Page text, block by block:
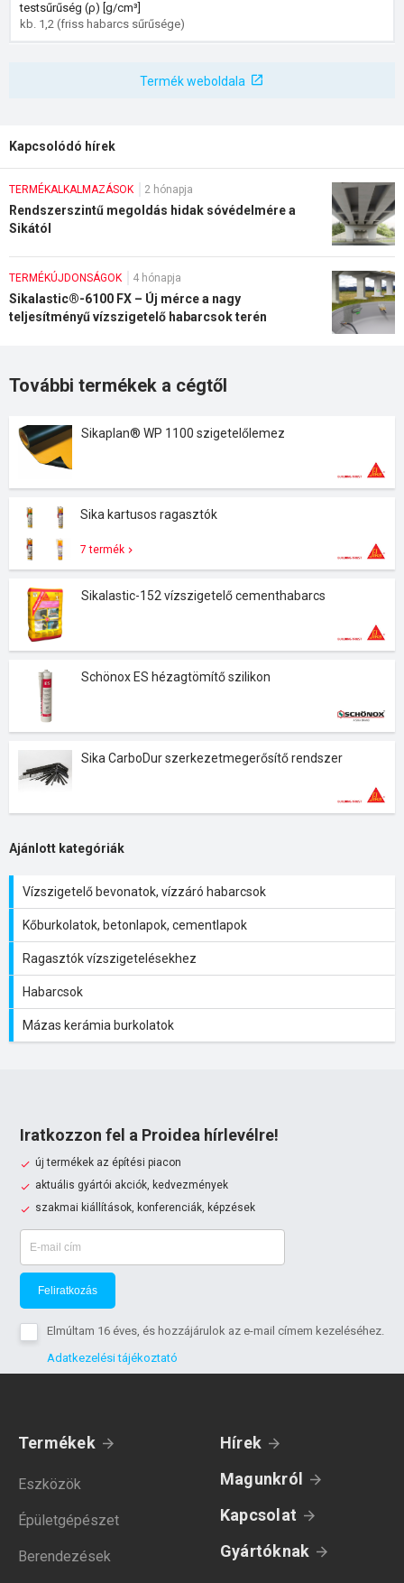
testsűrűség (ρ) [g/cm³]
kb. 1,2 (friss habarcs sűrűsége)
Termék weboldala
Kapcsolódó hírek
TERMÉKALKALMAZÁSOK 2 hónapja
Rendszerszintű megoldás hidak sóvédelmére a
Sikától
TERMÉKÚJDONSÁGOK 4 hónapja
Sikalastic®-6100 FX – Új mérce a nagy
teljesítményű vízszigetelő habarcsok terén
További termékek a cégtől
Sikaplan® WP 1100 szigetelőlemez
Sika kartusos ragasztók
7 termék
Sikalastic-152 vízszigetelő cementhabarcs
Schönox ES hézagtömítő szilikon
Sika CarboDur szerkezetmegerősítő rendszer
Ajánlott kategóriák
Vízszigetelő bevonatok, vízzáró habarcsok
Kőburkolatok, betonlapok, cementlapok
Ragasztók vízszigetelésekhez
Habarcsok
Mázas kerámia burkolatok
Iratkozzon fel a Proidea hírlevélre!
új termékek az építési piacon
aktuális gyártói akciók, kedvezmények
szakmai kiállítások, konferenciák, képzések
Feliratkozás
Elmúltam 16 éves, és hozzájárulok az e-mail címem kezeléséhez.
Adatkezelési tájékoztató
Termékek
Eszközök
Épületgépészet
Berendezések
Hírek
Magunkról
Kapcsolat
Gyártóknak